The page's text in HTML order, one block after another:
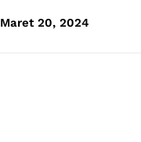
Maret 20, 2024